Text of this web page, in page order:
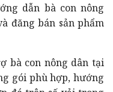
dẫn bà con nông
đăng bán sản phẩm
bà con nông dân tại
gói phù hợp, hướng